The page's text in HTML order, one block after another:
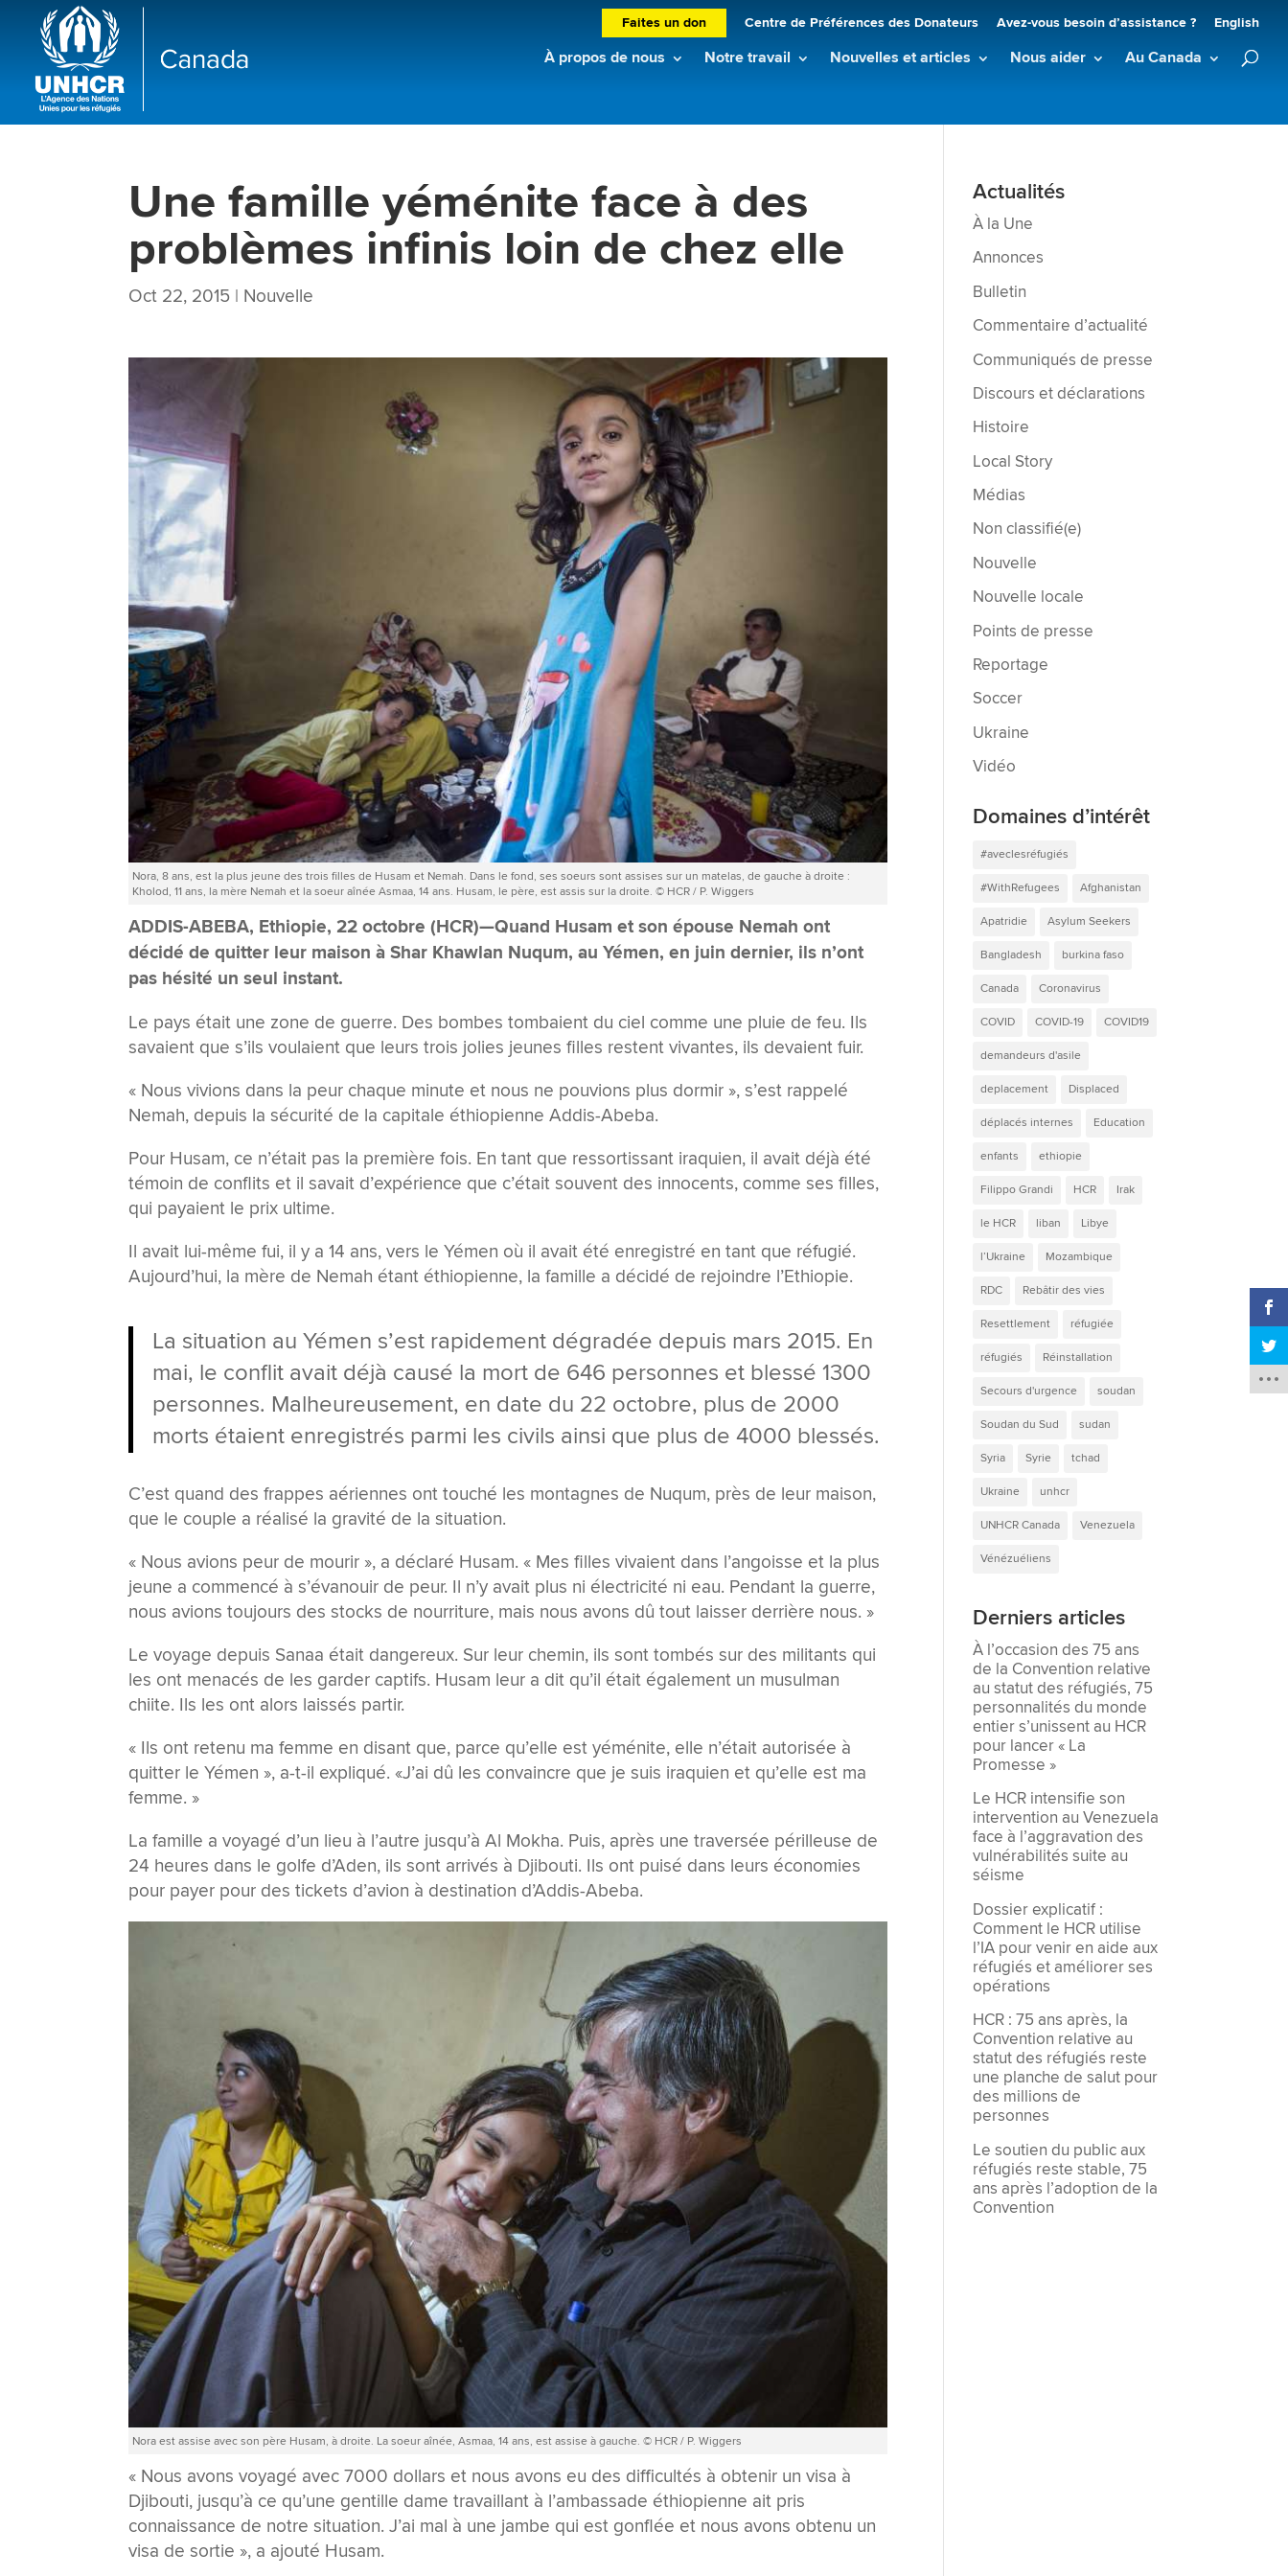
Faites un don Centre de Préférences des Donateurs Avez-vous besoin d’assistance ? English
À propos de nous Notre travail Nouvelles et articles Nous aider Au Canada
Une famille yéménite face à des
problèmes infinis loin de chez elle
Oct 22, 2015 | Nouvelle
Nora, 8 ans, est la plus jeune des trois filles de Husam et Nemah. Dans le fond, ses soeurs sont assises sur un matelas, de gauche à droite :
Kholod, 11 ans, la mère Nemah et la soeur aînée Asmaa, 14 ans. Husam, le père, est assis sur la droite. © HCR / P. Wiggers
ADDIS-ABEBA, Ethiopie, 22 octobre (HCR)—Quand Husam et son épouse Nemah ont
décidé de quitter leur maison à Shar Khawlan Nuqum, au Yémen, en juin dernier, ils n’ont
pas hésité un seul instant.
Le pays était une zone de guerre. Des bombes tombaient du ciel comme une pluie de feu. Ils
savaient que s’ils voulaient que leurs trois jolies jeunes filles restent vivantes, ils devaient fuir.
« Nous vivions dans la peur chaque minute et nous ne pouvions plus dormir », s’est rappelé
Nemah, depuis la sécurité de la capitale éthiopienne Addis-Abeba.
Pour Husam, ce n’était pas la première fois. En tant que ressortissant iraquien, il avait déjà été
témoin de conflits et il savait d’expérience que c’était souvent des innocents, comme ses filles,
qui payaient le prix ultime.
Il avait lui-même fui, il y a 14 ans, vers le Yémen où il avait été enregistré en tant que réfugié.
Aujourd’hui, la mère de Nemah étant éthiopienne, la famille a décidé de rejoindre l’Ethiopie.
La situation au Yémen s’est rapidement dégradée depuis mars 2015. En
mai, le conflit avait déjà causé la mort de 646 personnes et blessé 1300
personnes. Malheureusement, en date du 22 octobre, plus de 2000
morts étaient enregistrés parmi les civils ainsi que plus de 4000 blessés.
C’est quand des frappes aériennes ont touché les montagnes de Nuqum, près de leur maison,
que le couple a réalisé la gravité de la situation.
« Nous avions peur de mourir », a déclaré Husam. « Mes filles vivaient dans l’angoisse et la plus
jeune a commencé à s’évanouir de peur. Il n’y avait plus ni électricité ni eau. Pendant la guerre,
nous avions toujours des stocks de nourriture, mais nous avons dû tout laisser derrière nous. »
Le voyage depuis Sanaa était dangereux. Sur leur chemin, ils sont tombés sur des militants qui
les ont menacés de les garder captifs. Husam leur a dit qu’il était également un musulman
chiite. Ils les ont alors laissés partir.
« Ils ont retenu ma femme en disant que, parce qu’elle est yéménite, elle n’était autorisée à
quitter le Yémen », a-t-il expliqué. «J’ai dû les convaincre que je suis iraquien et qu’elle est ma
femme. »
La famille a voyagé d’un lieu à l’autre jusqu’à Al Mokha. Puis, après une traversée périlleuse de
24 heures dans le golfe d’Aden, ils sont arrivés à Djibouti. Ils ont puisé dans leurs économies
pour payer pour des tickets d’avion à destination d’Addis-Abeba.
Nora est assise avec son père Husam, à droite. La soeur aînée, Asmaa, 14 ans, est assise à gauche. © HCR / P. Wiggers
« Nous avons voyagé avec 7000 dollars et nous avons eu des difficultés à obtenir un visa à
Djibouti, jusqu’à ce qu’une gentille dame travaillant à l’ambassade éthiopienne ait pris
connaissance de notre situation. J’ai mal à une jambe qui est gonflée et nous avons obtenu un
visa de sortie », a ajouté Husam.
Actualités
À la Une
Annonces
Bulletin
Commentaire d’actualité
Communiqués de presse
Discours et déclarations
Histoire
Local Story
Médias
Non classifié(e)
Nouvelle
Nouvelle locale
Points de presse
Reportage
Soccer
Ukraine
Vidéo
Domaines d’intérêt
#aveclesréfugiés
#WithRefugees Afghanistan
Apatridie Asylum Seekers
Bangladesh burkina faso
Canada Coronavirus
COVID COVID-19 COVID19
demandeurs d'asile
deplacement Displaced
déplacés internes Education
enfants ethiopie
Filippo Grandi HCR Irak
le HCR liban Libye
l’Ukraine Mozambique
RDC Rebâtir des vies
Resettlement réfugiée
réfugiés Réinstallation
Secours d'urgence soudan
Soudan du Sud sudan
Syria Syrie tchad
Ukraine unhcr
UNHCR Canada Venezuela
Vénézuéliens
Derniers articles
À l’occasion des 75 ans
de la Convention relative
au statut des réfugiés, 75
personnalités du monde
entier s’unissent au HCR
pour lancer « La
Promesse »
Le HCR intensifie son
intervention au Venezuela
face à l’aggravation des
vulnérabilités suite au
séisme
Dossier explicatif :
Comment le HCR utilise
l’IA pour venir en aide aux
réfugiés et améliorer ses
opérations
HCR : 75 ans après, la
Convention relative au
statut des réfugiés reste
une planche de salut pour
des millions de
personnes
Le soutien du public aux
réfugiés reste stable, 75
ans après l’adoption de la
Convention